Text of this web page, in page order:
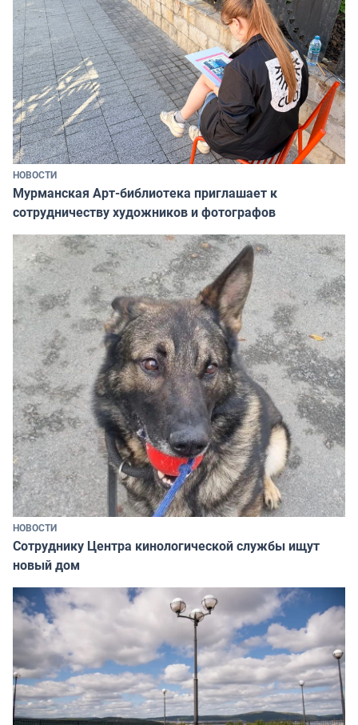
НОВОСТИ
Мурманская Арт-библиотека приглашает к
сотрудничеству художников и фотографов
НОВОСТИ
Сотруднику Центра кинологической службы ищут
новый дом